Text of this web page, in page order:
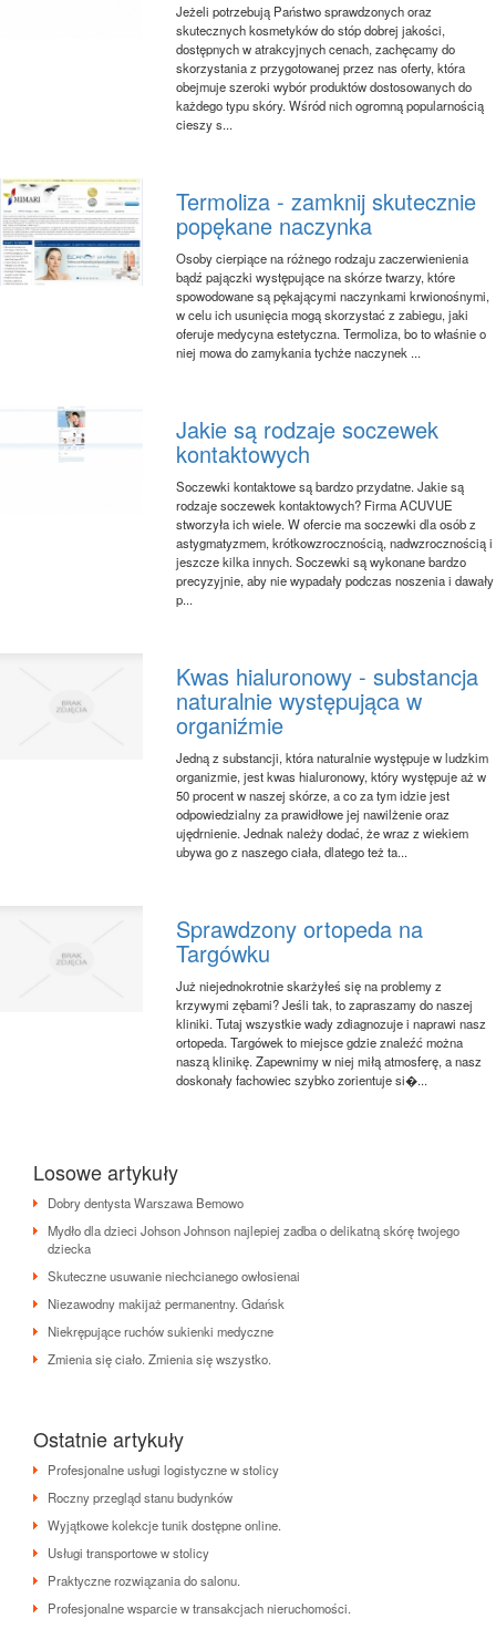
Jeżeli potrzebują Państwo sprawdzonych oraz
skutecznych kosmetyków do stóp dobrej jakości,
dostępnych w atrakcyjnych cenach, zachęcamy do
skorzystania z przygotowanej przez nas oferty, która
obejmuje szeroki wybór produktów dostosowanych do
każdego typu skóry. Wśród nich ogromną popularnością
cieszy s...
Termoliza - zamknij skutecznie
popękane naczynka
Osoby cierpiące na różnego rodzaju zaczerwienienia
bądź pajączki występujące na skórze twarzy, które
spowodowane są pękającymi naczynkami krwionośnymi,
w celu ich usunięcia mogą skorzystać z zabiegu, jaki
oferuje medycyna estetyczna. Termoliza, bo to właśnie o
niej mowa do zamykania tychże naczynek ...
Jakie są rodzaje soczewek
kontaktowych
Soczewki kontaktowe są bardzo przydatne. Jakie są
rodzaje soczewek kontaktowych? Firma ACUVUE
stworzyła ich wiele. W ofercie ma soczewki dla osób z
astygmatyzmem, krótkowzrocznością, nadwzrocznością i
jeszcze kilka innych. Soczewki są wykonane bardzo
precyzyjnie, aby nie wypadały podczas noszenia i dawały
p...
Kwas hialuronowy - substancja
naturalnie występująca w
organiźmie
Jedną z substancji, która naturalnie występuje w ludzkim
organizmie, jest kwas hialuronowy, który występuje aż w
50 procent w naszej skórze, a co za tym idzie jest
odpowiedzialny za prawidłowe jej nawilżenie oraz
ujędrnienie. Jednak należy dodać, że wraz z wiekiem
ubywa go z naszego ciała, dlatego też ta...
Sprawdzony ortopeda na
Targówku
Już niejednokrotnie skarżyłeś się na problemy z
krzywymi zębami? Jeśli tak, to zapraszamy do naszej
kliniki. Tutaj wszystkie wady zdiagnozuje i naprawi nasz
ortopeda. Targówek to miejsce gdzie znaleźć można
naszą klinikę. Zapewnimy w niej miłą atmosferę, a nasz
doskonały fachowiec szybko zorientuje si�...
Losowe artykuły
Dobry dentysta Warszawa Bemowo
Mydło dla dzieci Johson Johnson najlepiej zadba o delikatną skórę twojego
dziecka
Skuteczne usuwanie niechcianego owłosienai
Niezawodny makijaż permanentny. Gdańsk
Niekrępujące ruchów sukienki medyczne
Zmienia się ciało. Zmienia się wszystko.
Ostatnie artykuły
Profesjonalne usługi logistyczne w stolicy
Roczny przegląd stanu budynków
Wyjątkowe kolekcje tunik dostępne online.
Usługi transportowe w stolicy
Praktyczne rozwiązania do salonu.
Profesjonalne wsparcie w transakcjach nieruchomości.